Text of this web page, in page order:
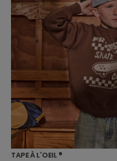
TAPE À L'OEIL ®